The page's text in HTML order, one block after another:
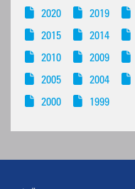
2020
2019
2015
2014
2010
2009
2005
2004
2000
1999